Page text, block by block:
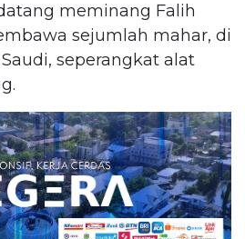
meminang Falih
sejumlah mahar, di
seperangkat alat